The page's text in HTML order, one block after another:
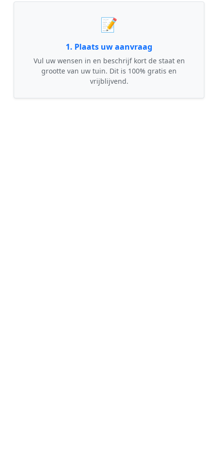
📝
1. Plaats uw aanvraag
Vul uw wensen in en beschrijf kort de staat en
grootte van uw tuin. Dit is 100% gratis en
vrijblijvend.